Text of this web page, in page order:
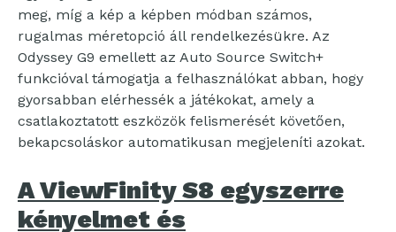
meg, míg a kép a képben módban számos,
rugalmas méretopció áll rendelkezésükre. Az
Odyssey G9 emellett az Auto Source Switch+
funkcióval támogatja a felhasználókat abban, hogy
gyorsabban elérhessék a játékokat, amely a
csatlakoztatott eszközök felismerését követően,
bekapcsoláskor automatikusan megjeleníti azokat.
A ViewFinity S8 egyszerre
kényelmet és